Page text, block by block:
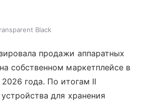
Black
продажи аппаратных
собственном маркетплейсе в
года. По итогам II
для хранения